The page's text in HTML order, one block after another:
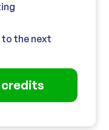
the next
credits